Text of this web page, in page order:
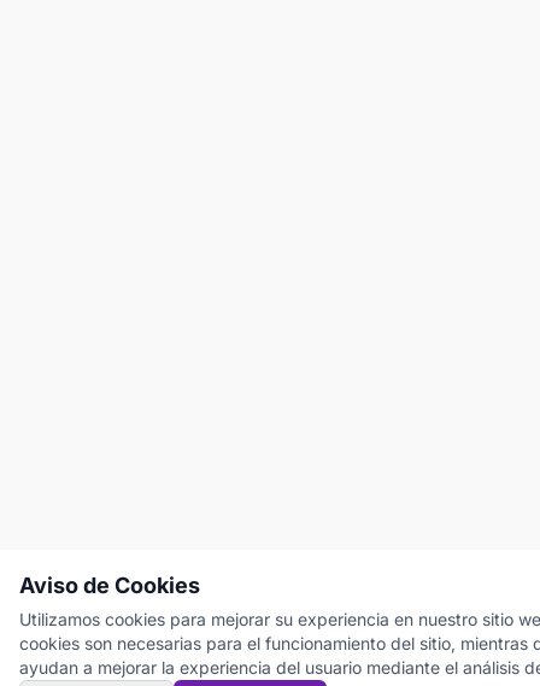
Aviso de Cookies
Utilizamos cookies para mejorar su experiencia en nuestro sitio
cookies son necesarias para el funcionamiento del sitio, mientras
ayudan a mejorar la experiencia del usuario mediante el análisis